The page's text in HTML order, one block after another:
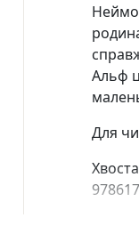
Альф
Для